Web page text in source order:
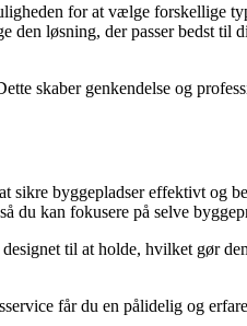
for at vælge forskellige
løsning, der passer bedst til
skaber genkendelse og
byggepladser effektivt og
du kan fokusere på selve
til at holde, hvilket gør
får du en pålidelig og